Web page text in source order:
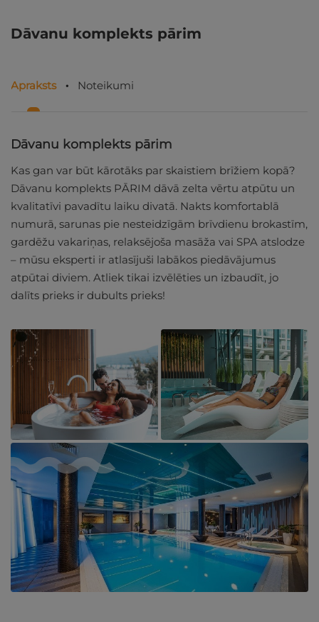
Dāvanu komplekts pārim
Apraksts Noteikumi
Dāvanu komplekts pārim
Kas gan var būt kārotāks par skaistiem brīžiem kopā?
Dāvanu komplekts PĀRIM dāvā zelta vērtu atpūtu un
kvalitatīvi pavadītu laiku divatā. Nakts komfortablā
numurā, sarunas pie nesteidzīgām brīvdienu brokastīm,
gardēžu vakariņas, relaksējoša masāža vai SPA atslodze
– mūsu eksperti ir atlasījuši labākos piedāvājumus
atpūtai diviem. Atliek tikai izvēlēties un izbaudīt, jo
dalīts prieks ir dubults prieks!